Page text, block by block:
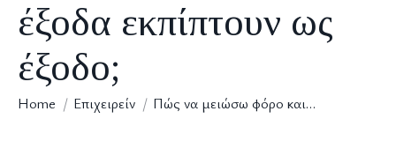
έξοδα εκπίπτουν ως
έξοδο;
You are here:
Home Επιχειρείν Πώς να μειώσω φόρο και…